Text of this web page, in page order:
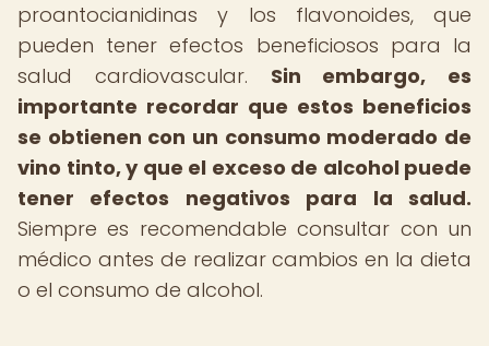
proantocianidinas y los flavonoides, que
pueden tener efectos beneficiosos para la
salud cardiovascular. Sin embargo, es
importante recordar que estos beneficios
se obtienen con un consumo moderado de
vino tinto, y que el exceso de alcohol puede
tener efectos negativos para la salud.
Siempre es recomendable consultar con un
médico antes de realizar cambios en la dieta
o el consumo de alcohol.